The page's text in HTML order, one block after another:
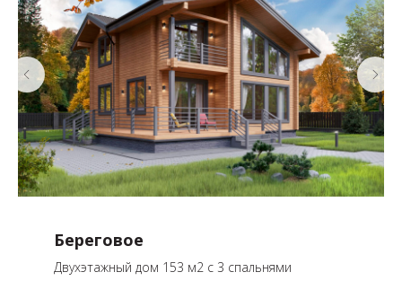
Береговое
Двухэтажный дом 153 м2 с 3 спальнями